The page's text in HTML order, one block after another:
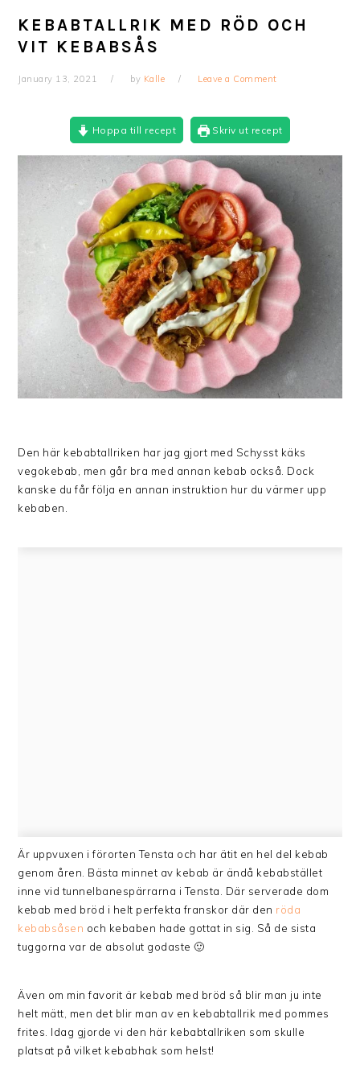
KEBABTALLRIK MED RÖD OCH
VIT KEBABSÅS
January 13, 2021 by Kalle Leave a Comment
Hoppa till recept Skriv ut recept
Den här kebabtallriken har jag gjort med Schysst käks
vegokebab, men går bra med annan kebab också. Dock
kanske du får följa en annan instruktion hur du värmer upp
kebaben.
Är uppvuxen i förorten Tensta och har ätit en hel del kebab
genom åren. Bästa minnet av kebab är ändå kebabstället
inne vid tunnelbanespärrarna i Tensta. Där serverade dom
kebab med bröd i helt perfekta franskor där den röda
kebabsåsen och kebaben hade gottat in sig. Så de sista
tuggorna var de absolut godaste 🙂
Även om min favorit är kebab med bröd så blir man ju inte
helt mätt, men det blir man av en kebabtallrik med pommes
frites. Idag gjorde vi den här kebabtallriken som skulle
platsat på vilket kebabhak som helst!